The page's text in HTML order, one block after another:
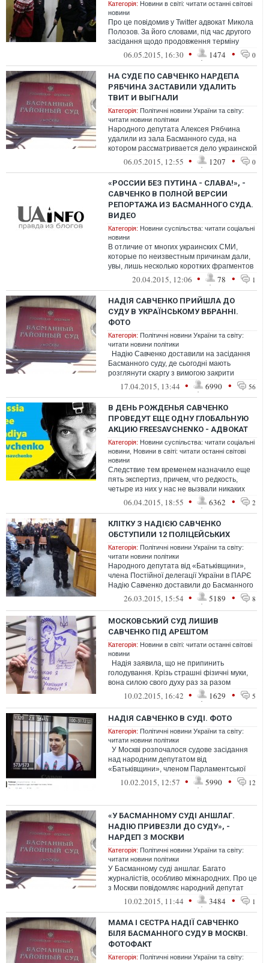
Категорія: Новини в світі: читати останні світові
новини
Про це повідомив у Twitter адвокат Микола
Полозов. За його словами, під час другого
засідання щодо продовження терміну
арешту в української льотчиці з...
06.05.2015, 16:30 • 1474 • 0
НА СУДЕ ПО САВЧЕНКО НАРДЕПА
РЯБЧИНА ЗАСТАВИЛИ УДАЛИТЬ
ТВИТ И ВЫГНАЛИ
Категорія: Політичні новини України та світу:
читати новини політики
Народного депутата Алексея Рябчина
удалили из зала Басманного суда, на
котором рассматривается дело украинской
летчицы Надежды Савченко. Помимо этого
06.05.2015, 12:55 • 1207 • 0
«РОССИИ БЕЗ ПУТИНА - СЛАВА!», -
САВЧЕНКО В ПОЛНОЙ ВЕРСИИ
РЕПОРТАЖА ИЗ БАСМАННОГО СУДА.
ВИДЕО
Категорія: Новини суспільства: читати соціальні
новини
В отличие от многих украинских СМИ,
которые по неизвестным причинам дали,
увы, лишь несколько коротких фрагментов
выступления Надежды Савченко в Басма...
20.04.2015, 12:06 • 78 • 1
НАДІЯ САВЧЕНКО ПРИЙШЛА ДО
СУДУ В УКРАЇНСЬКОМУ ВБРАННІ.
ФОТО
Категорія: Політичні новини України та світу:
читати новини політики
Надію Савченко доставили на засідання
Басманного суду, де сьогодні мають
розглянути скаргу з вимогою закрити
порушену проти неї справу. У...
17.04.2015, 13:44 • 6990 • 56
В ДЕНЬ РОЖДЕНЬЯ САВЧЕНКО
ПРОВЕДУТ ЕЩЕ ОДНУ ГЛОБАЛЬНУЮ
АКЦИЮ ‎FREESAVCHENKO‬ - АДВОКАТ
Категорія: Новини суспільства: читати соціальні
новини Новини в світі: читати останні світові
новини
Следствие тем временем назначило еще
пять экспертиз, причем, что редкость,
четыре из них у нас не вызвали никаких
возражений. Кроме того, что провести...
06.04.2015, 18:55 • 6362 • 2
КЛІТКУ З НАДІЄЮ САВЧЕНКО
ОБСТУПИЛИ 12 ПОЛІЦЕЙСЬКИХ
Категорія: Політичні новини України та світу:
читати новини політики
Народного депутата від «Батьківщини»,
члена Постійної делегації України в ПАРЄ
Надію Савченко доставили до Басманного
районного суду Москв...
26.03.2015, 15:54 • 5189 • 8
МОСКОВСЬКИЙ СУД ЛИШИВ
САВЧЕНКО ПІД АРЕШТОМ
Категорія: Новини в світі: читати останні світові
новини
Надія заявила, що не припинить
голодування. Крізь страшні фізичні муки,
вона силою свого духу раз за разом
перемагає своїх російських катів, д...
10.02.2015, 16:42 • 1629 • 5
НАДІЯ САВЧЕНКО В СУДІ. ФОТО
Категорія: Політичні новини України та світу:
читати новини політики
У Москві розпочалося судове засідання
над народним депутатом від
«Батьківщини», членом Парламентської
асамблеї Ради Європи Надією ...
10.02.2015, 12:57 • 5990 • 12
«У БАСМАННОМУ СУДІ АНШЛАГ.
НАДІЮ ПРИВЕЗЛИ ДО СУДУ», -
НАРДЕП З МОСКВИ
Категорія: Політичні новини України та світу:
читати новини політики
У Басманному суді аншлаг. Багато
журналістів, особливо міжнародних. Про це
з Москви повідомляє народний депутат
України Іван Крулько
10.02.2015, 11:44 • 3484 • 1
МАМА І СЕСТРА НАДІЇ САВЧЕНКО
БІЛЯ БАСМАННОГО СУДУ В МОСКВІ.
ФОТОФАКТ
Категорія: Політичні новини України та світу: